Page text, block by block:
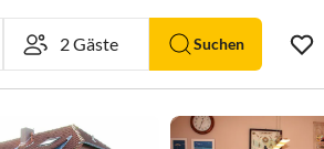
Suchen